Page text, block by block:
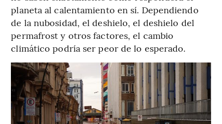
planeta al calentamiento en sí. Dependiendo
de la nubosidad, el deshielo, el deshielo del
permafrost y otros factores, el cambio
climático podría ser peor de lo esperado.